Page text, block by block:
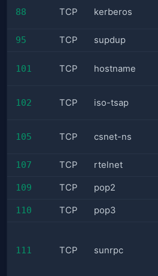
88 TCP kerberos
95 TCP supdup
101 TCP hostname
102 TCP iso-tsap
105 TCP csnet-ns
107 TCP rtelnet
109 TCP pop2
110 TCP pop3
111 TCP sunrpc